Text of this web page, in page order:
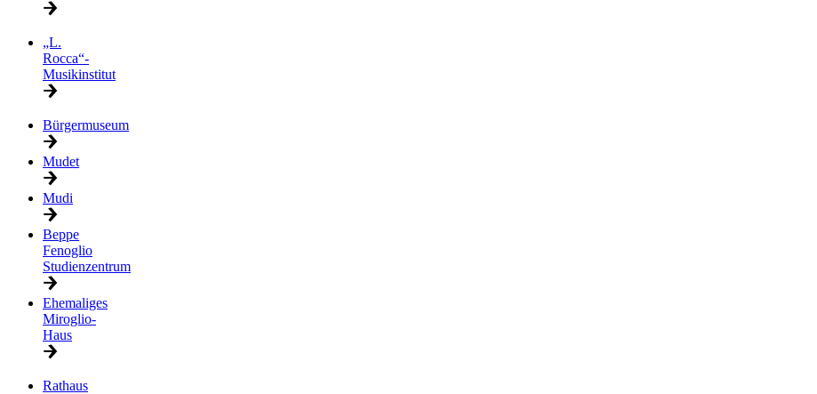
„L.
Rocca“-
Musikinstitut
Bürgermuseum
Mudet
Mudi
Beppe
Fenoglio
Studienzentrum
Ehemaliges
Miroglio-
Haus
Rathaus